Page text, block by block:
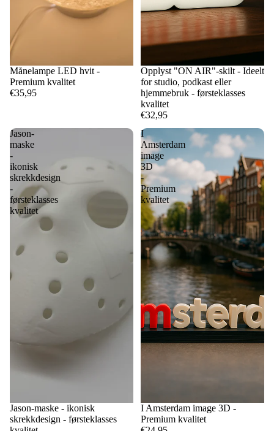
Månelampe LED hvit -
Premium kvalitet
€35,95
Opplyst "ON AIR"-skilt - Ideelt
for studio, podkast eller
hjemmebruk - førsteklasses
kvalitet
€32,95
Jason-
maske
-
ikonisk
skrekkdesign
-
førsteklasses
kvalitet
Jason-maske - ikonisk
skrekkdesign - førsteklasses
I
Amsterdam
image
3D
-
Premium
kvalitet
I Amsterdam image 3D -
Premium kvalitet